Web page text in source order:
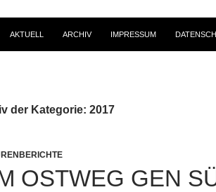
AKTUELL ARCHIV IMPRESSUM
der Kategorie: 2017
OSTWEG GEN